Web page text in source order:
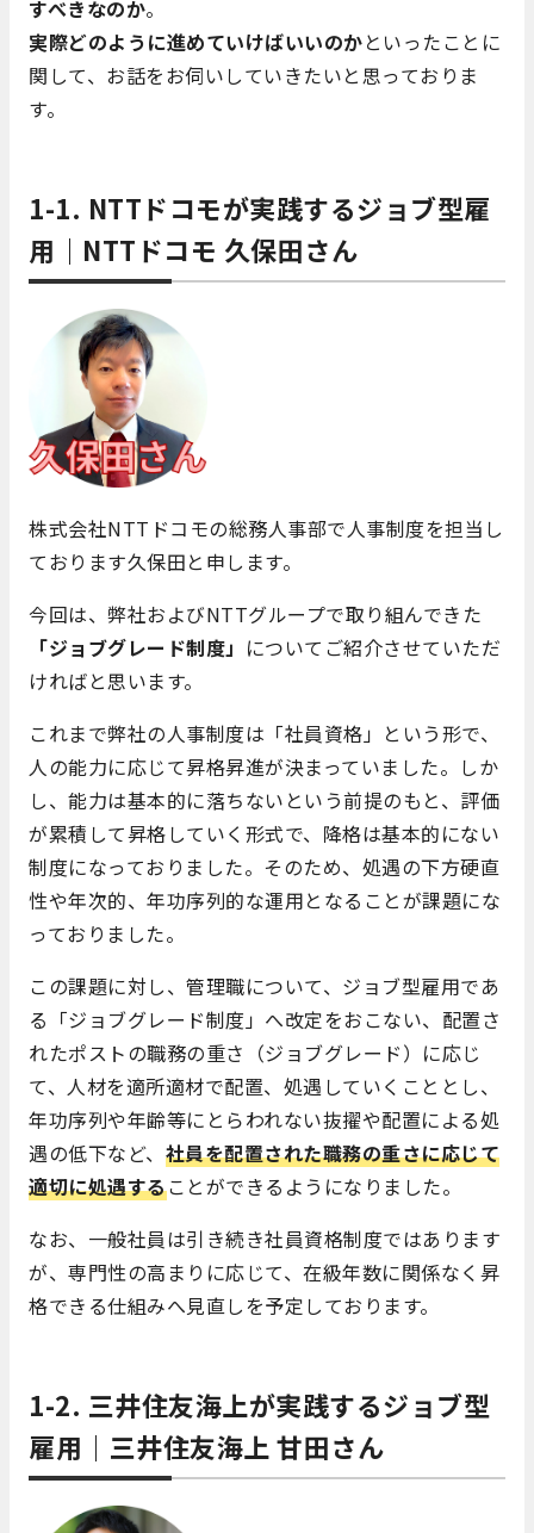
すべきなのか。
実際どのように進めていけばいいのかといったことに
関して、お話をお伺いしていきたいと思っておりま
す。
1-1. NTTドコモが実践するジョブ型雇
用｜NTTドコモ 久保田さん
株式会社NTTドコモの総務人事部で人事制度を担当し
ております久保田と申します。
今回は、弊社およびNTTグループで取り組んできた
「ジョブグレード制度」 についてご紹介させていただ
ければと思います。
これまで弊社の人事制度は「社員資格」という形で、
人の能力に応じて昇格昇進が決まっていました。しか
し、能力は基本的に落ちないという前提のもと、評価
が累積して昇格していく形式で、降格は基本的にない
制度になっておりました。そのため、処遇の下方硬直
性や年次的、年功序列的な運用となることが課題にな
っておりました。
この課題に対し、管理職について、ジョブ型雇用であ
る「ジョブグレード制度」へ改定をおこない、配置さ
れたポストの職務の重さ（ジョブグレード）に応じ
て、人材を適所適材で配置、処遇していくこととし、
年功序列や年齢等にとらわれない抜擢や配置による処
遇の低下など、 社員を配置された職務の重さに応じて
適切に処遇することができるようになりました。
なお、一般社員は引き続き社員資格制度ではあります
が、専門性の高まりに応じて、在級年数に関係なく昇
格できる仕組みへ見直しを予定しております。
1-2. 三井住友海上が実践するジョブ型
雇用｜三井住友海上 甘田さん